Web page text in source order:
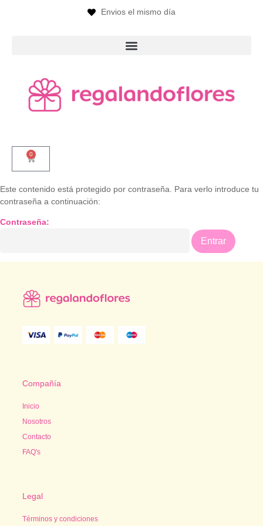
Envios el mismo día
0
Este contenido está protegido por contraseña. Para verlo introduce tu
contraseña a continuación:
Contraseña:
Compañía
Inicio
Nosotros
Contacto
FAQ's
Legal
Términos y condiciones